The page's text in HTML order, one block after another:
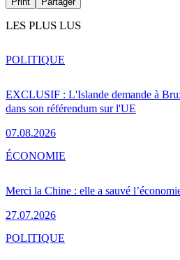
LES PLUS LUS
EXCLUSIF : L'Islande demande à
dans son référendum sur l'UE
07.08.2026
POLITIQUE
Merci la Chine : elle a sauvé
27.07.2026
ÉCONOMIE
POLITIQUE